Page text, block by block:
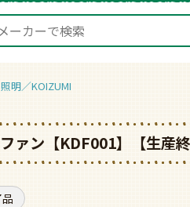
明／KOIZUMI
ァン【KDF001】【生産終